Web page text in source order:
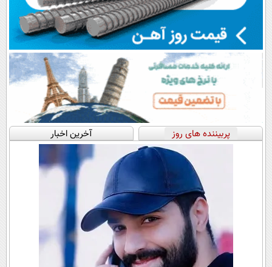
پربیننده های روز آخرین اخبار